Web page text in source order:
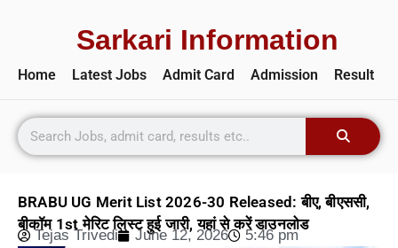
Sarkari Information
Home Latest Jobs Admit Card Admission Result
BRABU UG Merit List 2026-30 Released: बीए, बीएससी,
बीकॉम 1st मेरिट लिस्ट हुई जारी, यहां से करें डाउनलोड
Tejas Trivedi June 12, 2026 5:46 pm